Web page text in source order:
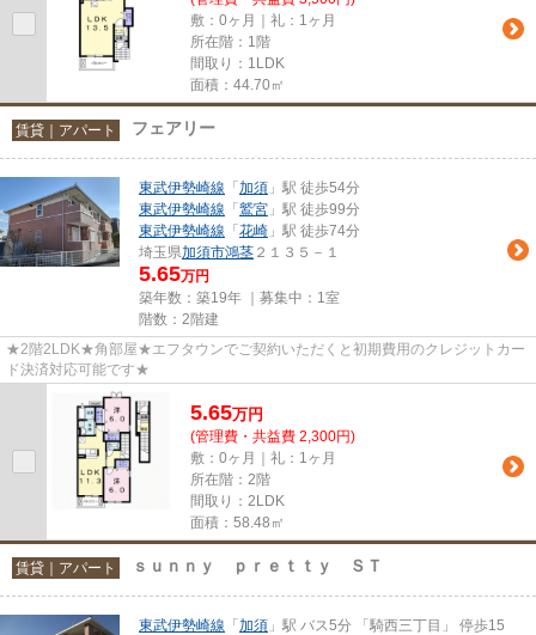
敷：0ヶ月｜礼：1ヶ月
所在階：1階
間取り：1LDK
面積：44.70㎡
賃貸｜アパート フェアリー
東武伊勢崎線 「 加須 」駅 徒歩54分
東武伊勢崎線 「 鷲宮 」駅 徒歩99分
東武伊勢崎線 「 花崎 」駅 徒歩74分
埼玉県加須市鴻茎 ２１３５－１
5.65万円
築年数：築19年 ｜募集中： 1室
階数：2階建
★2階2LDK★角部屋★エフタウンでご契約いただくと初期費用のクレジットカー
ド決済対応可能です★
5.65万円
(管理費・共益費 2,300円)
敷：0ヶ月｜礼：1ヶ月
所在階：2階
間取り：2LDK
面積：58.48㎡
賃貸｜アパート ｓｕｎｎｙ ｐｒｅｔｔｙ ＳＴ
東武伊勢崎線 「 加須 」駅 バス5分 「騎西三丁目」 停歩15